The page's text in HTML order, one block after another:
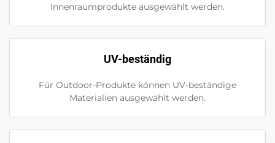
Innenraumprodukte ausgewählt werden.
UV-beständig
Für Outdoor-Produkte können UV-beständige
Materialien ausgewählt werden.